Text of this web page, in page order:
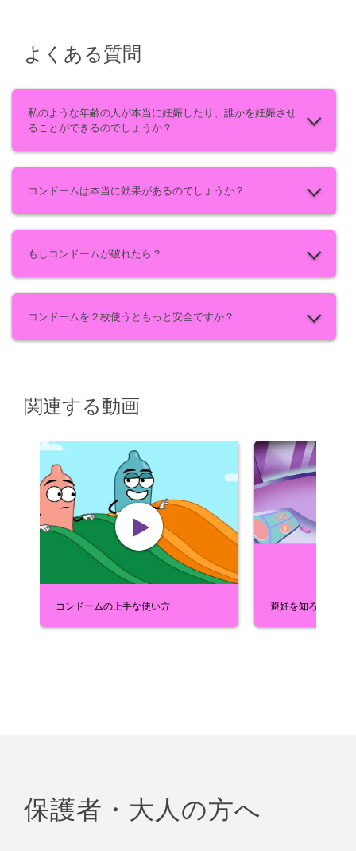
よくある質問
私のような年齢の人が本当に妊娠したり、誰かを妊娠させ
ることができるのでしょうか？
コンドームは本当に効果があるのでしょうか？
もしコンドームが破れたら？
コンドームを２枚使うともっと安全ですか？
関連する動画
コンドームの上手な使い方 避妊を知ろう：新
保護者・大人の方へ